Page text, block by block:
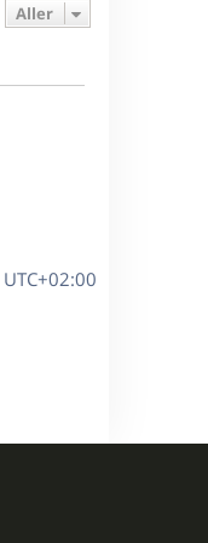
Aller
UTC+02:00